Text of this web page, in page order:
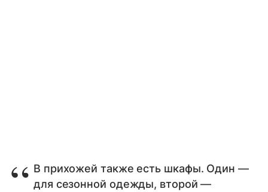
В прихожей также есть шкафы. Один —
для сезонной одежды, второй —